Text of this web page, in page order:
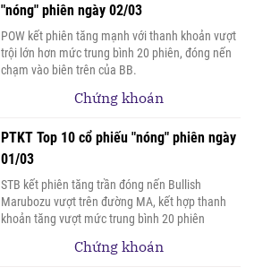
"nóng" phiên ngày 02/03
POW kết phiên tăng mạnh với thanh khoản vượt
trội lớn hơn mức trung bình 20 phiên, đóng nến
chạm vào biên trên của BB.
Chứng khoán
PTKT Top 10 cổ phiếu "nóng" phiên ngày
01/03
STB kết phiên tăng trần đóng nến Bullish
Marubozu vượt trên đường MA, kết hợp thanh
khoản tăng vượt mức trung bình 20 phiên
Chứng khoán